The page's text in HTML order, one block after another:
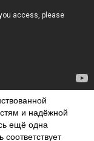
и надёжной
ещё одна